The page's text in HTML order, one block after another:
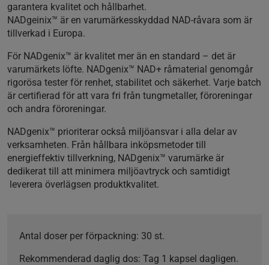
garantera kvalitet och hållbarhet.
NADgeinix™ är en varumärkesskyddad NAD-råvara som är
tillverkad i Europa.
För NADgenix™ är kvalitet mer än en standard – det är
varumärkets löfte. NADgenix™ NAD+ råmaterial genomgår
rigorösa tester för renhet, stabilitet och säkerhet. Varje batch
är certifierad för att vara fri från tungmetaller, föroreningar
och andra föroreningar.
NADgenix™ prioriterar också miljöansvar i alla delar av
verksamheten. Från hållbara inköpsmetoder till
energieffektiv tillverkning, NADgenix™ varumärke är
dedikerat till att minimera miljöavtryck och samtidigt
leverera överlägsen produktkvalitet.
Antal doser per förpackning: 30 st.
Rekommenderad daglig dos: Tag 1 kapsel dagligen.